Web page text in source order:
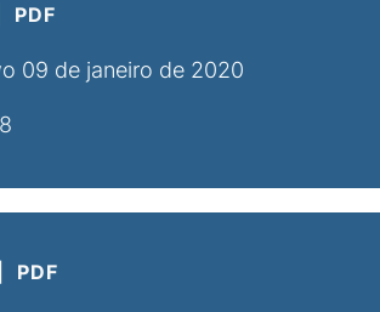
PDF
09 de janeiro de 2020
PDF